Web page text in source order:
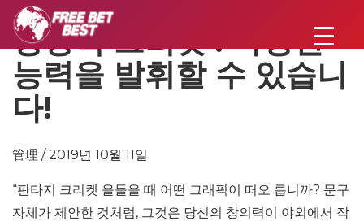
상상력 크리켓 : 다양한
능력을 발휘할 수 있습니
다!
管理 / 2019년 10월 11일
“판타지 크리켓 을들을 때 어떤 그래픽이 떠오 릅니까? 문구
자체가 제안한 것처럼, 그것은 당신의 창의력이 야외에서 작